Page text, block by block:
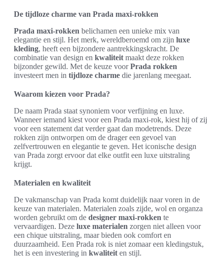
De tijdloze charme van Prada maxi-rokken
Prada maxi-rokken belichamen een unieke mix van
elegantie en stijl. Het merk, wereldberoemd om zijn luxe
kleding, heeft een bijzondere aantrekkingskracht. De
combinatie van design en kwaliteit maakt deze rokken
bijzonder gewild. Met de keuze voorPrada rokken
investeert men in tijdloze charme die jarenlang meegaat.
Waarom kiezen voor Prada?
De naam Prada staat synoniem voor verfijning en luxe.
Wanneer iemand kiest voor een Prada maxi-rok, kiest hij of zij
voor een statement dat verder gaat dan modetrends. Deze
rokken zijn ontworpen om de drager een gevoel van
zelfvertrouwen en elegantie te geven. Het iconische design
van Prada zorgt ervoor dat elke outfit een luxe uitstraling
krijgt.
Materialen en kwaliteit
De vakmanschap van Prada komt duidelijk naar voren in de
keuze van materialen. Materialen zoals zijde, wol en organza
worden gebruikt om de designer maxi-rokken te
vervaardigen. Deze luxe materialen zorgen niet alleen voor
een chique uitstraling, maar bieden ook comfort en
duurzaamheid. Een Prada rok is niet zomaar een kledingstuk,
het is een investering in kwaliteit en stijl.